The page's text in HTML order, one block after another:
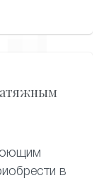
в